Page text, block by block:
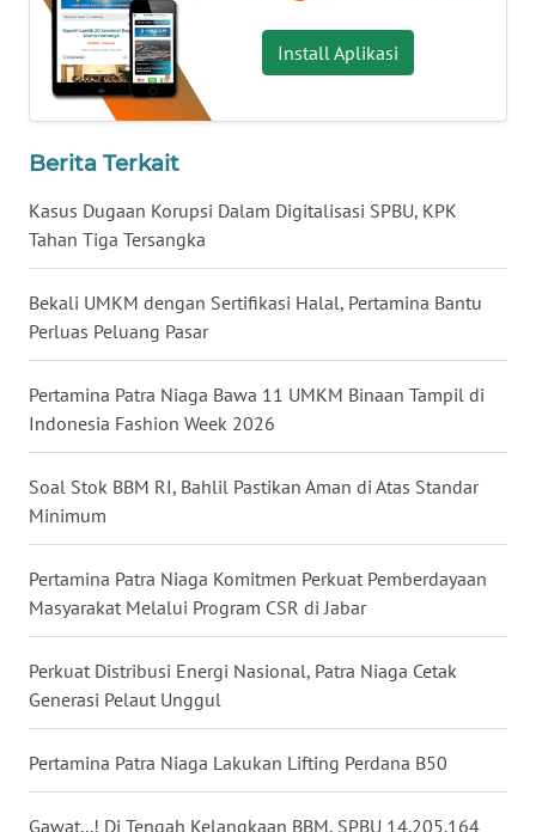
Install Aplikasi
Berita Terkait
Kasus Dugaan Korupsi Dalam Digitalisasi SPBU, KPK
Tahan Tiga Tersangka
Bekali UMKM dengan Sertifikasi Halal, Pertamina Bantu
Perluas Peluang Pasar
Pertamina Patra Niaga Bawa 11 UMKM Binaan Tampil di
Indonesia Fashion Week 2026
Soal Stok BBM RI, Bahlil Pastikan Aman di Atas Standar
Minimum
Pertamina Patra Niaga Komitmen Perkuat Pemberdayaan
Masyarakat Melalui Program CSR di Jabar
Perkuat Distribusi Energi Nasional, Patra Niaga Cetak
Generasi Pelaut Unggul
Pertamina Patra Niaga Lakukan Lifting Perdana B50
Gawat...! Di Tengah Kelangkaan BBM, SPBU 14.205.164
WN
TAPANULI
SELATAN
WN
TANJUNG
LESUNG
KARO
SIMALUNGUN
LABUHANBATU
TAPANULI
TENGAH
WN DELI
SERDANG
WN